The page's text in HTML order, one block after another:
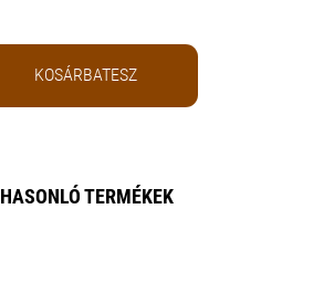
KOSÁRBATESZ
HASONLÓ TERMÉKEK